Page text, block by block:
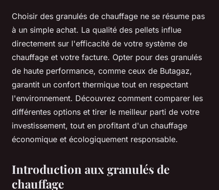
Choisir des granulés de chauffage ne se résume pas
à un simple achat. La qualité des pellets influe
directement sur l'efficacité de votre système de
chauffage et votre facture. Opter pour des granulés
de haute performance, comme ceux de Butagaz,
garantit un confort thermique tout en respectant
l'environnement. Découvrez comment comparer les
différentes options et tirer le meilleur parti de votre
investissement, tout en profitant d'un chauffage
économique et écologiquement responsable.
Introduction aux granulés de
chauffage